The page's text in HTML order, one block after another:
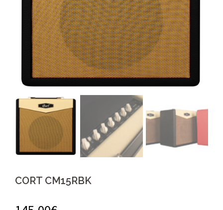
CORT CM15RBK